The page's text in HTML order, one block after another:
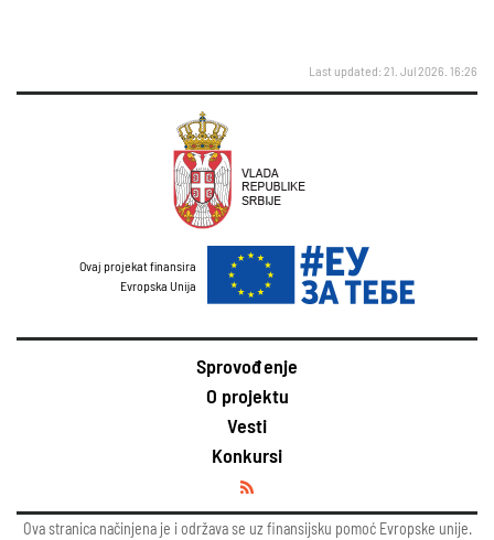
Last updated: 21. Jul 2026. 16:26
Ovaj projekat finansira
Evropska Unija
Sprovođenje
O projektu
Vesti
Konkursi
Ova stranica načinjena je i održava se uz finansijsku pomoć Evropske unije.